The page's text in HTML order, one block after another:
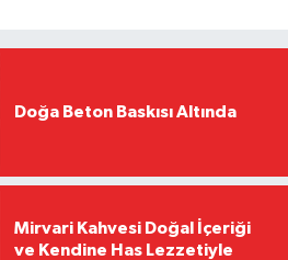
Doğa Beton Baskısı Altında
Mirvari Kahvesi Doğal İçeriği
ve Kendine Has Lezzetiyle